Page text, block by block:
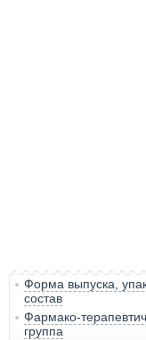
Форма выпуска,
состав
Фармако-
группа